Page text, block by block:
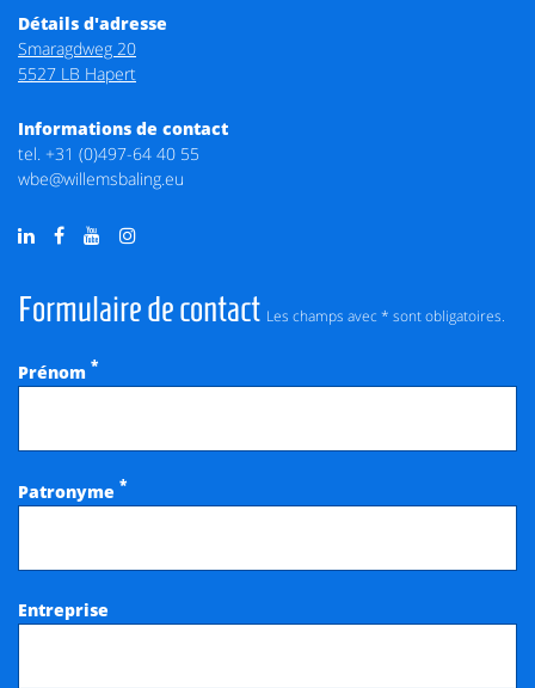
Formulaire de contact Les champs avec * sont obligatoires.
Prénom *
Patronyme *
Entreprise
Détails d'adresse
Smaragdweg 20
5527 LB Hapert
Informations de contact
tel. +31 (0)497-64 40 55
wbe@willemsbaling.eu